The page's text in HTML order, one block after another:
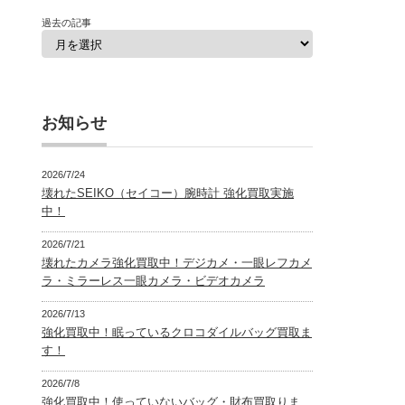
過去の記事
お知らせ
2026/7/24
壊れたSEIKO（セイコー）腕時計 強化買取実施
中！
2026/7/21
壊れたカメラ強化買取中！デジカメ・一眼レフカメ
ラ・ミラーレス一眼カメラ・ビデオカメラ
2026/7/13
強化買取中！眠っているクロコダイルバッグ買取ま
す！
2026/7/8
強化買取中！使っていないバッグ・財布買取りま